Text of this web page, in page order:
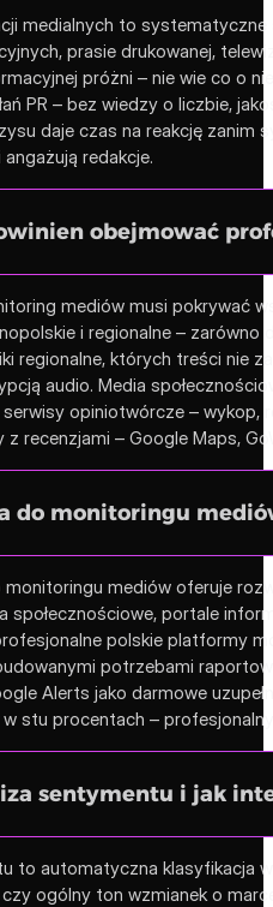
medialnych to
prasie drukowanej,
próżni – nie wie co o
PR – bez wiedzy o liczbie,
daje czas na reakcję
redakcje.
obejmować
mediów musi pokrywać
i regionalne – zarówno
regionalne, których treści nie
audio. Media
opiniotwórcze – wykop,
z recenzjami – Google Maps,
do monitoringu
monitoringu mediów oferuje
społecznościowe, portale
polskie platformy
potrzebami
Alerts jako darmowe
stu procentach –
sentymentu i jak
to automatyczna klasyfikacja
ogólny ton wzmianek o